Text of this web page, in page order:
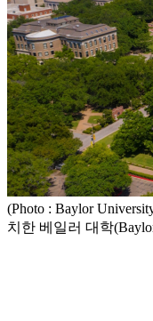
(Photo : Baylor
치한 베일러 대학